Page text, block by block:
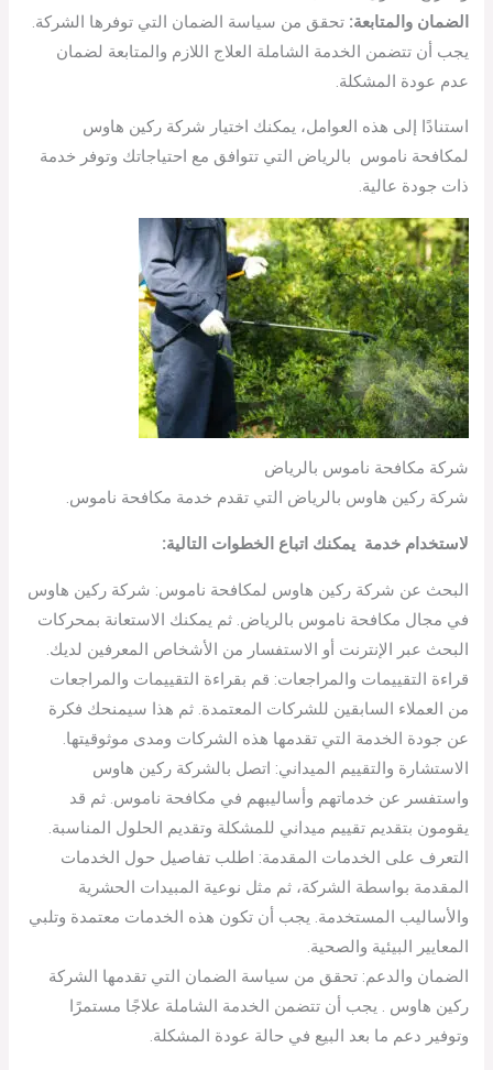
الضمان والمتابعة: تحقق من سياسة الضمان التي توفرها الشركة.
يجب أن تتضمن الخدمة الشاملة العلاج اللازم والمتابعة لضمان
عدم عودة المشكلة.
استنادًا إلى هذه العوامل، يمكنك اختيار شركة ركين هاوس
لمكافحة ناموس بالرياض التي تتوافق مع احتياجاتك وتوفر خدمة
ذات جودة عالية.
شركة مكافحة ناموس بالرياض
شركة ركين هاوس بالرياض التي تقدم خدمة مكافحة ناموس.
لاستخدام خدمة يمكنك اتباع الخطوات التالية:
البحث عن شركة ركين هاوس لمكافحة ناموس: شركة ركين هاوس
في مجال مكافحة ناموس بالرياض. ثم يمكنك الاستعانة بمحركات
البحث عبر الإنترنت أو الاستفسار من الأشخاص المعرفين لديك.
قراءة التقييمات والمراجعات: قم بقراءة التقييمات والمراجعات
من العملاء السابقين للشركات المعتمدة. ثم هذا سيمنحك فكرة
عن جودة الخدمة التي تقدمها هذه الشركات ومدى موثوقيتها.
الاستشارة والتقييم الميداني: اتصل بالشركة ركين هاوس
واستفسر عن خدماتهم وأساليبهم في مكافحة ناموس. ثم قد
يقومون بتقديم تقييم ميداني للمشكلة وتقديم الحلول المناسبة.
التعرف على الخدمات المقدمة: اطلب تفاصيل حول الخدمات
المقدمة بواسطة الشركة، ثم مثل نوعية المبيدات الحشرية
والأساليب المستخدمة. يجب أن تكون هذه الخدمات معتمدة وتلبي
المعايير البيئية والصحية.
الضمان والدعم: تحقق من سياسة الضمان التي تقدمها الشركة
ركين هاوس . يجب أن تتضمن الخدمة الشاملة علاجًا مستمرًا
وتوفير دعم ما بعد البيع في حالة عودة المشكلة.